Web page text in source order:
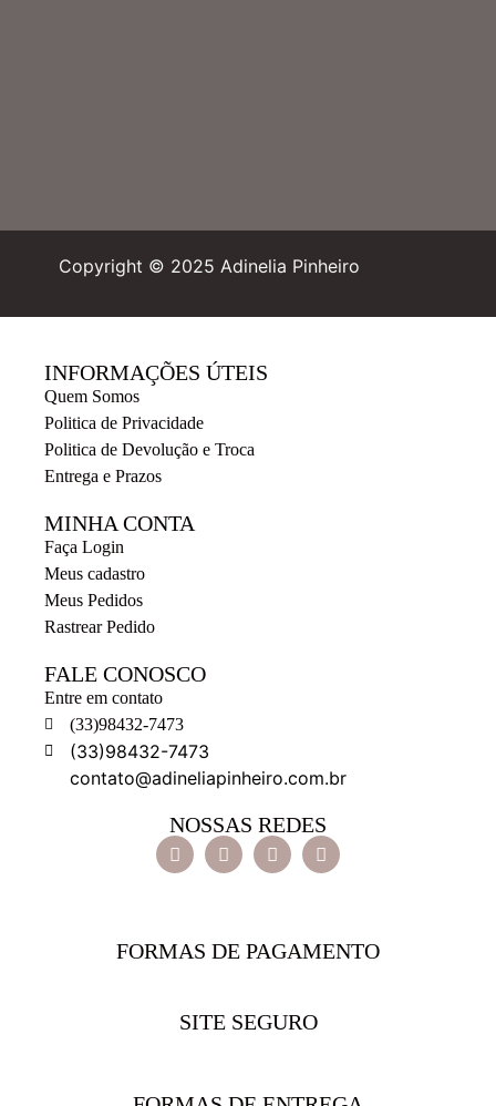
Copyright © 2025 Adinelia Pinheiro
INFORMAÇÕES ÚTEIS
Quem Somos
Politica de Privacidade
Politica de Devolução e Troca
Entrega e Prazos
MINHA CONTA
Faça Login
Meus cadastro
Meus Pedidos
Rastrear Pedido
FALE CONOSCO
Entre em contato
(33)98432-7473
(33)98432-7473
contato@adineliapinheiro.com.br
NOSSAS REDES
FORMAS DE PAGAMENTO
SITE SEGURO